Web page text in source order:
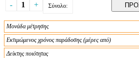
- 1 + Σύνολο:
Μονάδα μέτρησης
Εκτιμώμενος χρόνος παράδοσης (μέρες από)
Δείκτης ποιότητας